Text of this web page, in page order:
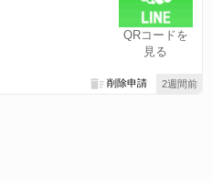
QRコードを
見る
2週間前
削除申請